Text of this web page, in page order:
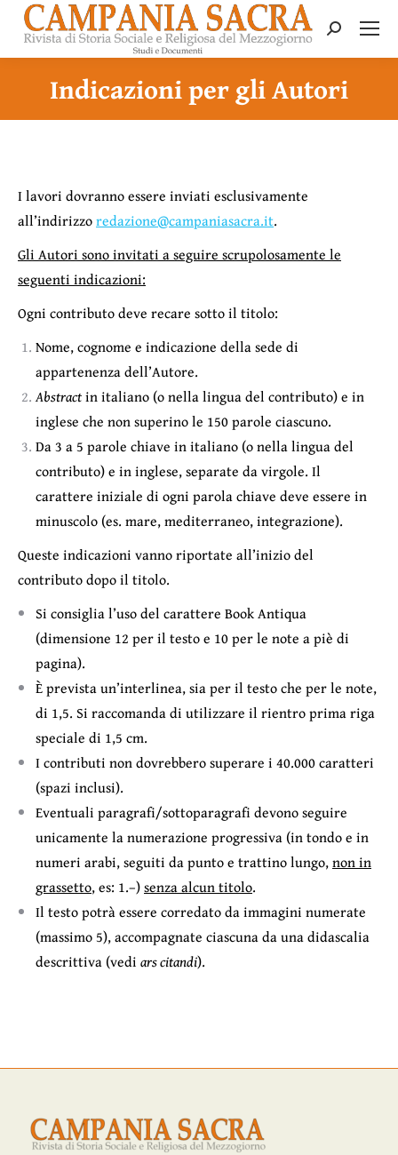
Search:
Indicazioni per gli Autori
I lavori dovranno essere inviati esclusivamente
all’indirizzoredazione@campaniasacra.it.
Gli Autori sono invitati a seguire scrupolosamente le
seguenti indicazioni:
Ogni contributo deve recare sotto il titolo:
Nome, cognome e indicazione della sede di
appartenenza dell’Autore.
Abstractin italiano (o nella lingua del contributo) e in
inglese che non superino le 150 parole ciascuno.
Da 3 a 5 parole chiave in italiano (o nella lingua del
contributo) e in inglese, separate da virgole. Il
carattere iniziale di ogni parola chiave deve essere in
minuscolo (es. mare, mediterraneo, integrazione).
Queste indicazioni vanno riportate all’inizio del
contributo dopo il titolo.
Si consiglia l’uso del carattere Book Antiqua
(dimensione 12 per il testo e 10 per le note a piè di
pagina).
È prevista un’interlinea, sia per il testo che per le note,
di 1,5. Si raccomanda di utilizzare il rientro prima riga
speciale di 1,5 cm.
I contributi non dovrebbero superare i 40.000 caratteri
(spazi inclusi).
Eventuali paragrafi/sottoparagrafi devono seguire
unicamente la numerazione progressiva (in tondo e in
numeri arabi, seguiti da punto e trattino lungo,non in
grassetto, es: 1.–)senza alcun titolo.
Il testo potrà essere corredato da immagini numerate
(massimo 5), accompagnate ciascuna da una didascalia
descrittiva (vedi ars citandi).